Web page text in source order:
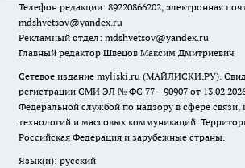
Телефон редакции: 89220866202, электронная
mdshvetsov@yandex.ru
Рекламный отдел: mdshvetsov@yandex.ru
Главный редактор Швецов Максим Дмитриевич
Сетевое издание myliski.ru (МАЙЛИСКИ.РУ).
регистрации СМИ ЭЛ № ФС 77 - 90907 от
Федеральной службой по надзору в сфере
технологий и массовых коммуникаций.
Российская Федерация и зарубежные страны.
Язык(и): русский